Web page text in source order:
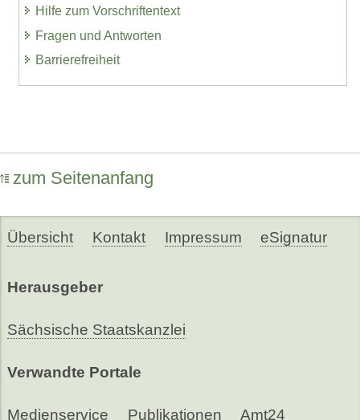
Hilfe zum Vorschriftentext
Fragen und Antworten
Barrierefreiheit
zum Seitenanfang
Übersicht Kontakt Impressum eSignatur
Herausgeber
Sächsische Staatskanzlei
Verwandte Portale
Medienservice Publikationen Amt24